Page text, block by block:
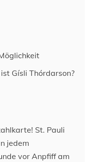
Gísli Thórdarson?